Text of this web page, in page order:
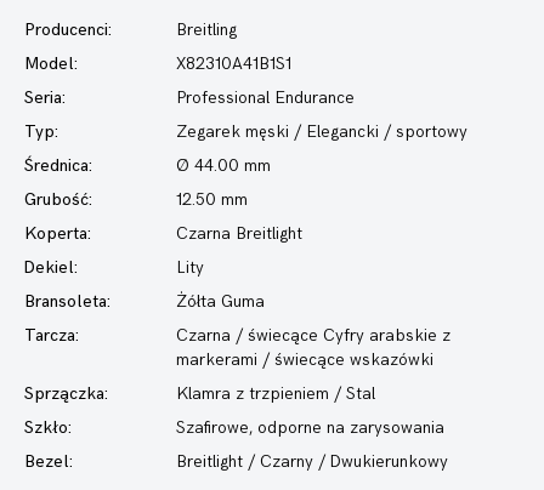
Producenci:
Breitling
Model:
X82310A41B1S1
Seria:
Professional Endurance
Typ:
Zegarek męski / Elegancki / sportowy
Średnica:
Ø 44.00 mm
Grubość:
12.50 mm
Koperta:
Czarna Breitlight
Dekiel:
Lity
Bransoleta:
Żółta Guma
Tarcza:
Czarna / świecące Cyfry arabskie z
markerami / świecące wskazówki
Sprzączka:
Klamra z trzpieniem / Stal
Szkło:
Szafirowe, odporne na zarysowania
Bezel:
Breitlight / Czarny / Dwukierunkowy